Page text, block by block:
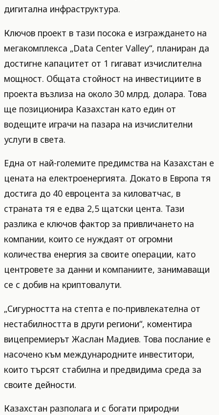
дигитална инфраструктура.
Ключов проект в тази посока е изграждането на
мегакомплекса „Data Center Valley“, планиран да
достигне капацитет от 1 гигават изчислителна
мощност. Общата стойност на инвестициите в
проекта възлиза на около 30 млрд. долара. Това
ще позиционира Казахстан като един от
водещите играчи на пазара на изчислителни
услуги в света.
Една от най-големите предимства на Казахстан е
цената на електроенергията. Докато в Европа тя
достига до 40 евроцента за киловатчас, в
страната тя е едва 2,5 щатски цента. Тази
разлика е ключов фактор за привличането на
компании, които се нуждаят от огромни
количества енергия за своите операции, като
центровете за данни и компаниите, занимаващи
се с добив на криптовалути.
„Сигурността на степта е по-привлекателна от
нестабилността в други региони“, коментира
вицепремиерът Жаслан Мадиев. Това послание е
насочено към международните инвеститори,
които търсят стабилна и предвидима среда за
своите дейности.
Казахстан разполага и с богати природни